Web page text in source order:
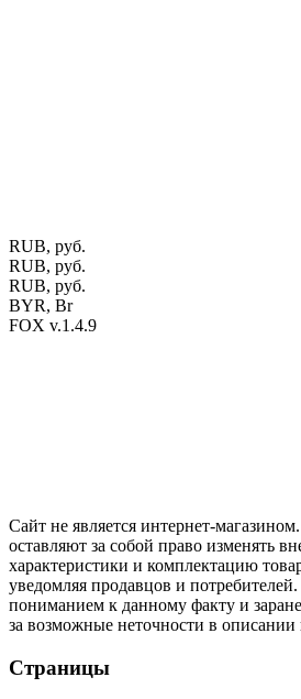
RUB, руб.
RUB, руб.
RUB, руб.
BYR, Br
FOX v.1.4.9
Сайт не является интернет-
оставляют за собой право изменять
характеристики и комплектацию
уведомляя продавцов и
пониманием к данному факту и
за возможные неточности в описании
Страницы